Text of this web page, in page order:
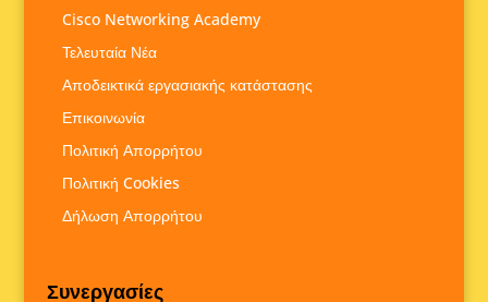
Cisco Networking Academy
Τελευταία Νέα
Αποδεικτικά εργασιακής κατάστασης
Επικοινωνία
Πολιτική Απορρήτου
Πολιτική Cookies
Δήλωση Απορρήτου
Συνεργασίες